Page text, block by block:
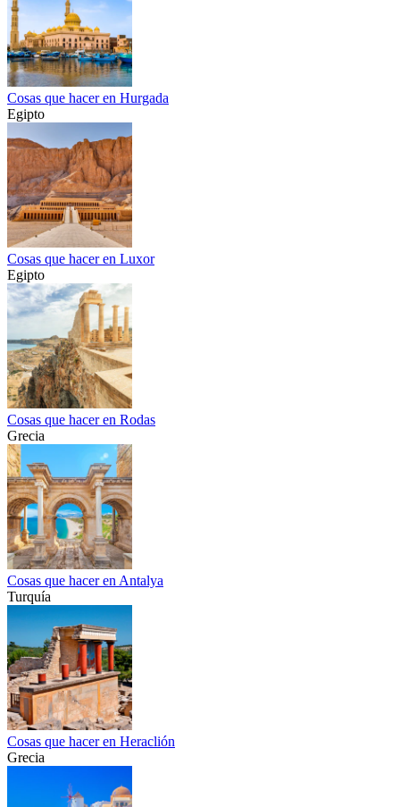
Cosas que hacer en Hurgada
Egipto
Cosas que hacer en Luxor
Egipto
Cosas que hacer en Rodas
Grecia
Cosas que hacer en Antalya
Turquía
Cosas que hacer en Heraclión
Grecia